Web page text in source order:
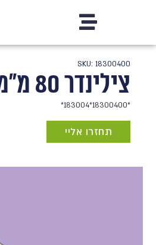
SKU: 18300400
צילינדר 80 מ"מ (40-40)
*18300400*183004*
תחזרו אליי